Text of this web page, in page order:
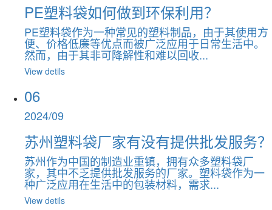
PE塑料袋如何做到环保利用？
PE塑料袋作为一种常见的塑料制品，由于其使用方
便、价格低廉等优点而被广泛应用于日常生活中。
然而，由于其非可降解性和难以回收...
View detils
06
2024/09
苏州塑料袋厂家有没有提供批发服务？
苏州作为中国的制造业重镇，拥有众多塑料袋厂
家，其中不乏提供批发服务的厂家。塑料袋作为一
种广泛应用在生活中的包装材料，需求...
View detils